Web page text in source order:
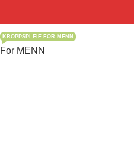
For MENN
KROPPSPLEIE FOR MENN